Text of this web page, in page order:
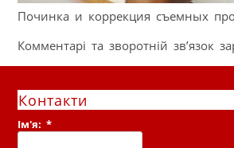
Починка и коррекция съемных
Комментарі та зворотній зв’язок
Контакти
Ім'я:*